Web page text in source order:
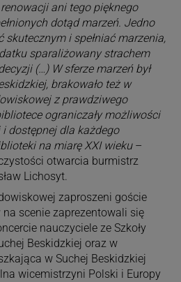
ani tego pięknego
dotąd marzeń. Jedno
skutecznym i spełniać marzenia,
sparaliżowany strachem
(…) W sferze marzeń był
brakowało też w
z prawdziwego
ograniczały możliwości
dostępnej dla każdego
na miarę XXI wieku–
otwarcia burmistrz
Lichosyt.
zaproszeni goście
scenie zaprezentowali się
nauczyciele ze Szkoły
Beskidzkiej oraz w
w Suchej Beskidzkiej
wicemistrzyni Polski i Europy